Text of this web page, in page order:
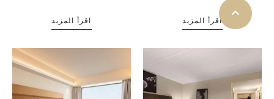
اقرأ المزيد اقرأ المزيد